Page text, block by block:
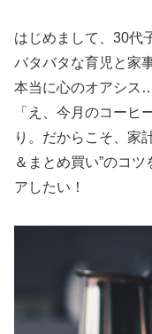
はじめまして、30代
バタバタな育児と家
本当に心のオアシス
「え、今月のコーヒ
り。だからこそ、家
＆まとめ買い”のコ
アしたい！